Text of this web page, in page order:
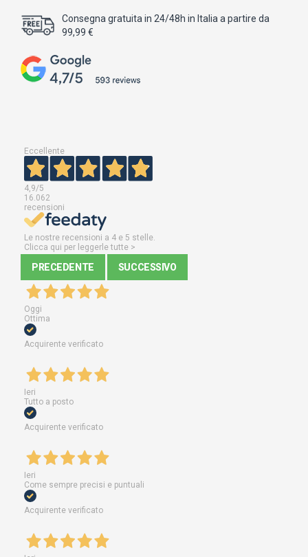
Consegna gratuita in 24/48h in Italia a partire da
99,99 €
Eccellente
4,9/5
16.062
recensioni
Le nostre recensioni a 4 e 5 stelle.
Clicca qui per leggerle tutte >
PRECEDENTE SUCCESSIVO
Oggi
Ottima
Acquirente verificato
Ieri
Tutto a posto
Acquirente verificato
Ieri
Come sempre precisi e puntuali
Acquirente verificato